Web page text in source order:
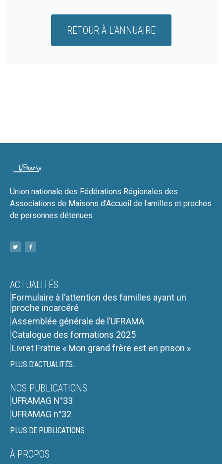
RETOUR À L'ANNUAIRE
Union nationale des Fédérations Régionales des
Associations de Maisons d'Accueil de familles et proches
de personnes détenues
ACTUALITÉS
Formulaire à l’attention des familles ayant un
proche incarcéré
Assemblée générale de l’UFRAMA
Catalogue des formations 2025
Livret Fratrie « Mon grand frère est en prison »
PLUS D'ACTUALITÉS...
NOS PUBLICATIONS
UFRAMAG N°33
UFRAMAG n°32
PLUS DE PUBLICATIONS
À PROPOS